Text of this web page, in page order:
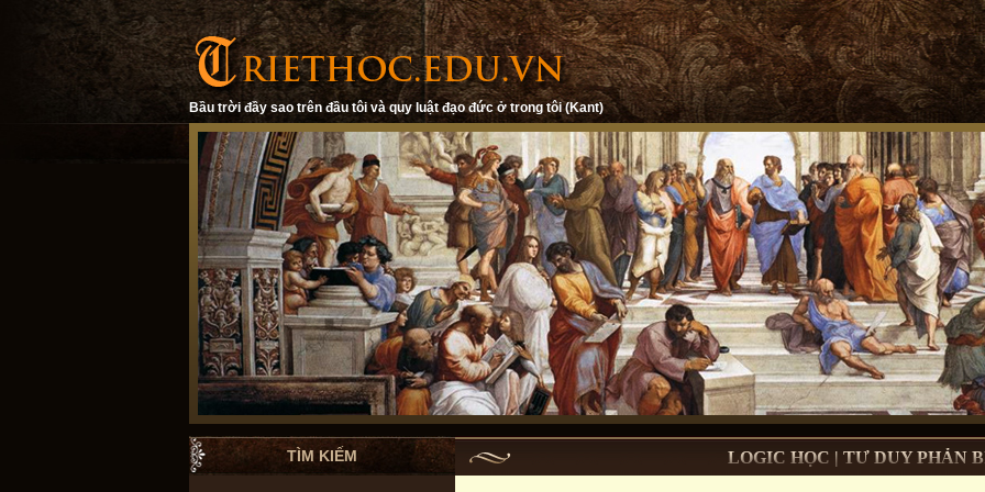
Bầu trời đầy sao trên đầu tôi và quy luật đạo đức ở trong tôi (Kant)
TÌM KIẾM LOGIC HỌC | TƯ DUY PHẢN